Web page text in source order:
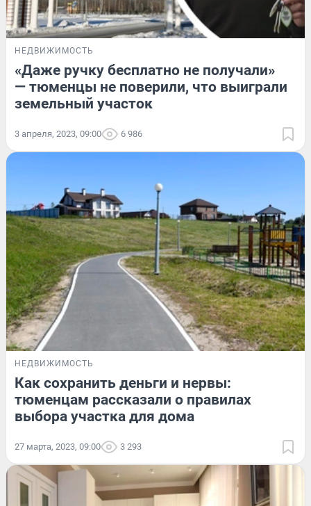
НЕДВИЖИМОСТЬ
«Даже ручку бесплатно не получали»
— тюменцы не поверили, что выиграли
земельный участок
3 апреля, 2023, 09:00 6 986
НЕДВИЖИМОСТЬ
Как сохранить деньги и нервы:
тюменцам рассказали о правилах
выбора участка для дома
27 марта, 2023, 09:00 3 293